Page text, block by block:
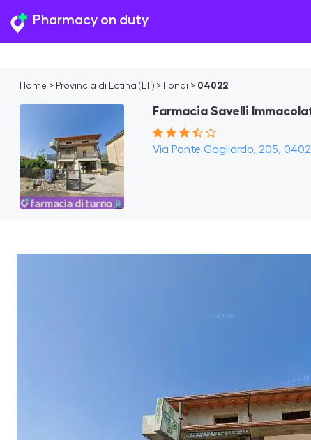
Pharmacy on duty
Home > Provincia di Latina (LT) > Fondi > 04022
Farmacia Savelli
Via Ponte Gagliardo, 205,